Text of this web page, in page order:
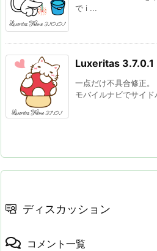
で i ...
Luxeritas 3.7.0.1
一点だけ不具合修正
モバイルナビでサイド
ディスカッション
コメント一覧